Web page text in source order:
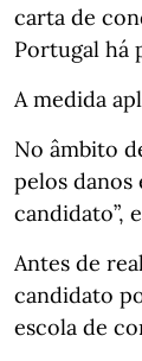
carta de
Portugal há
A medida
No âmbito
pelos danos
candidato”,
Antes de
candidato
escola de